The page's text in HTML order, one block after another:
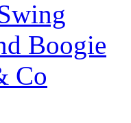
Boogie
Co